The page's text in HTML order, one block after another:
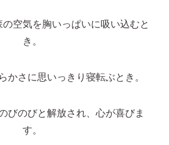
空気を胸いっぱいに吸い込むと
き。
かさに思いっきり寝転ぶとき。
びのびと解放され、心が喜びま
す。